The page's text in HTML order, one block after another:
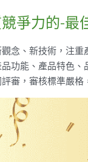
爭力的-最
念、新技術，注
功能、產品特色
審，審核標準嚴格